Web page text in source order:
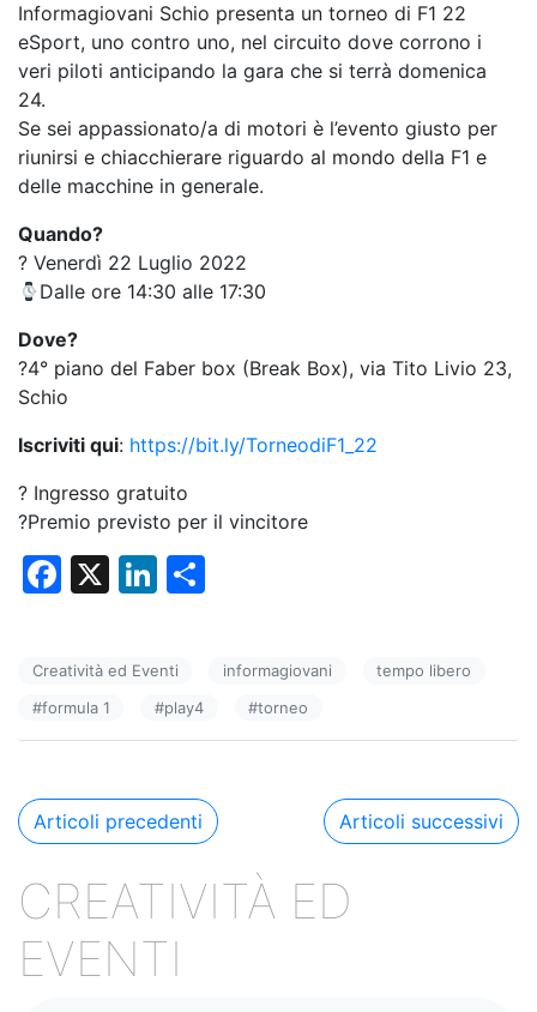
Informagiovani Schio presenta un torneo di F1 22
eSport, uno contro uno, nel circuito dove corrono i
veri piloti anticipando la gara che si terrà domenica
24.
Se sei appassionato/a di motori è l’evento giusto per
riunirsi e chiacchierare riguardo al mondo della F1 e
delle macchine in generale.
Quando?
? Venerdì 22 Luglio 2022
Dalle ore 14:30 alle 17:30
Dove?
?4° piano del Faber box (Break Box), via Tito Livio 23,
Schio
Iscriviti qui: https://bit.ly/TorneodiF1_22
? Ingresso gratuito
?Premio previsto per il vincitore
F
e
b
o
k
X
Li
e
dI
di
vi
Creatività ed Eventi informagiovani
tempo libero
#formula 1 #play4 #torneo
Navigazione
Articoli precedenti Articoli successivi
CREATIVITÀ ED
EVENTI